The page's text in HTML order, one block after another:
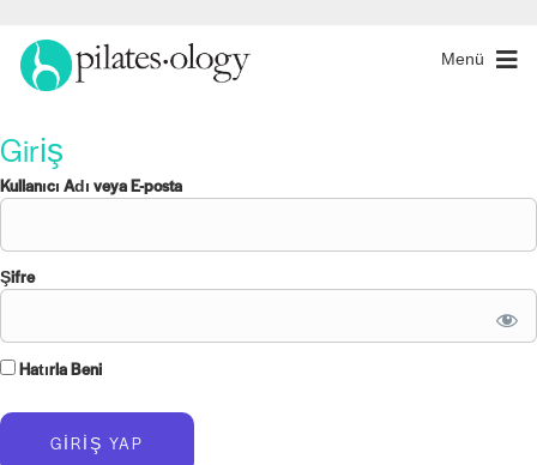
Menü
Giriş
Kullanıcı Adı veya E-posta
Şifre
Hatırla Beni